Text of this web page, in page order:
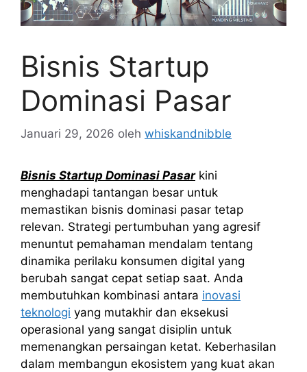
Bisnis Startup
Dominasi Pasar
Januari 29, 2026 oleh whiskandnibble
Bisnis Startup Dominasi Pasarkini
menghadapi tantangan besar untuk
memastikan bisnis dominasi pasar tetap
relevan. Strategi pertumbuhan yang agresif
menuntut pemahaman mendalam tentang
dinamika perilaku konsumen digital yang
berubah sangat cepat setiap saat. Anda
membutuhkan kombinasi antara inovasi
teknologi yang mutakhir dan eksekusi
operasional yang sangat disiplin untuk
memenangkan persaingan ketat. Keberhasilan
dalam membangun ekosistem yang kuat akan